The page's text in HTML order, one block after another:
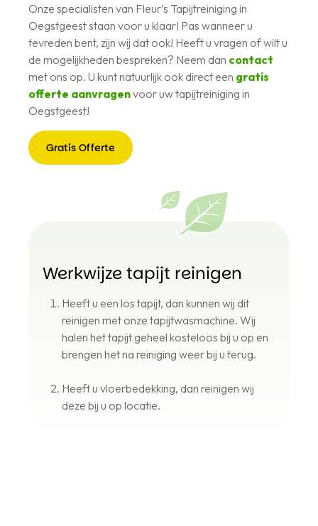
Onze specialisten van Fleur’s Tapijtreiniging in
Oegstgeest staan voor u klaar! Pas wanneer u
tevreden bent, zijn wij dat ook! Heeft u vragen of wilt u
de mogelijkheden bespreken? Neem dan contact
met ons op. U kunt natuurlijk ook direct een gratis
offerte aanvragenvoor uw tapijtreiniging in
Oegstgeest!
Gratis Offerte
Werkwijze tapijt reinigen
Heeft u een los tapijt, dan kunnen wij dit
reinigen met onze tapijtwasmachine. Wij
halen het tapijt geheel kosteloos bij u op en
brengen het na reiniging weer bij u terug.
Heeft u vloerbedekking, dan reinigen wij
deze bij u op locatie.